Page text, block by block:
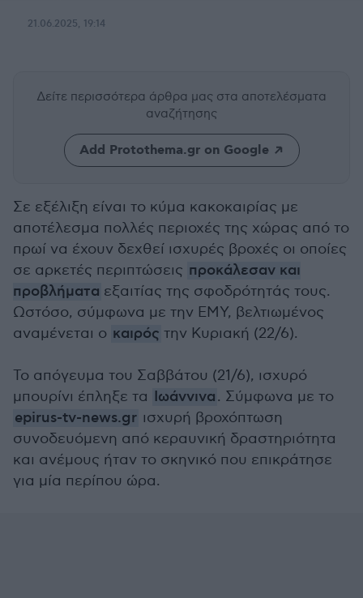
21.06.2025, 19:14
Δείτε περισσότερα άρθρα μας στα αποτελέσματα
αναζήτησης
Add Protothema.gr on Google
Σε εξέλιξη είναι το κύμα κακοκαιρίας με
αποτέλεσμα πολλές περιοχές της χώρας από το
πρωί να έχουν δεχθεί ισχυρές βροχές οι οποίες
σε αρκετές περιπτώσεις προκάλεσαν και
προβλήματα εξαιτίας της σφοδρότητάς τους.
Ωστόσο, σύμφωνα με την ΕΜΥ, βελτιωμένος
αναμένεται ο καιρός την Κυριακή (22/6).
Το απόγευμα του Σαββάτου (21/6), ισχυρό
μπουρίνι έπληξε τα Ιωάννινα. Σύμφωνα με το
epirus-tv-news.gr ισχυρή βροχόπτωση
συνοδευόμενη από κεραυνική δραστηριότητα
και ανέμους ήταν το σκηνικό που επικράτησε
για μία περίπου ώρα.